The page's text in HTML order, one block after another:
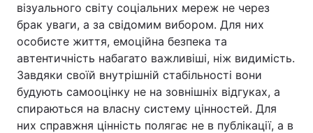
візуального світу соціальних мереж не через
брак уваги, а за свідомим вибором. Для них
особисте життя, емоційна безпека та
автентичність набагато важливіші, ніж видимість.
Завдяки своїй внутрішній стабільності вони
будують самооцінку не на зовнішніх відгуках, а
спираються на власну систему цінностей. Для
них справжня цінність полягає не в публікації, а в